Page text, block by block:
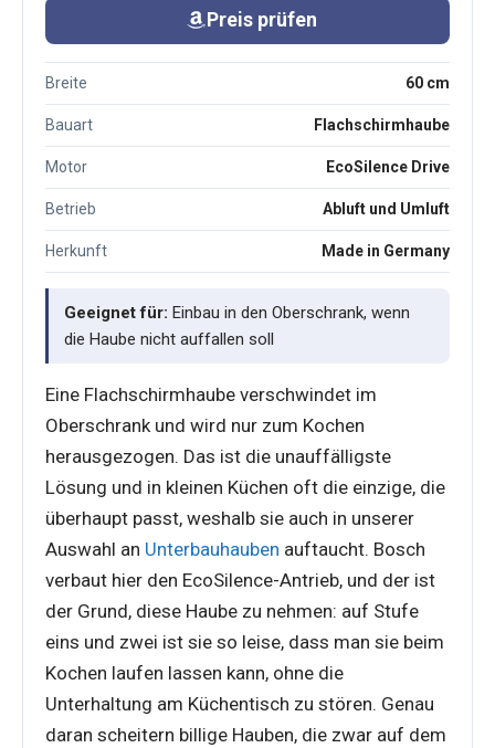
Preis prüfen
Breite 60 cm
Bauart Flachschirmhaube
Motor EcoSilence Drive
Betrieb Abluft und Umluft
Herkunft Made in Germany
Geeignet für: Einbau in den Oberschrank, wenn
die Haube nicht auffallen soll
Eine Flachschirmhaube verschwindet im
Oberschrank und wird nur zum Kochen
herausgezogen. Das ist die unauffälligste
Lösung und in kleinen Küchen oft die einzige, die
überhaupt passt, weshalb sie auch in unserer
Auswahl an Unterbauhauben auftaucht. Bosch
verbaut hier den EcoSilence-Antrieb, und der ist
der Grund, diese Haube zu nehmen: auf Stufe
eins und zwei ist sie so leise, dass man sie beim
Kochen laufen lassen kann, ohne die
Unterhaltung am Küchentisch zu stören. Genau
daran scheitern billige Hauben, die zwar auf dem